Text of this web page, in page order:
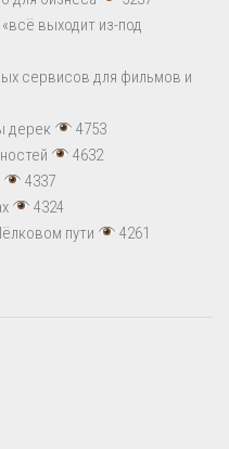
выходит из-под
сервисов для фильмов и
дерек
4753
4632
4337
4324
пути
4261